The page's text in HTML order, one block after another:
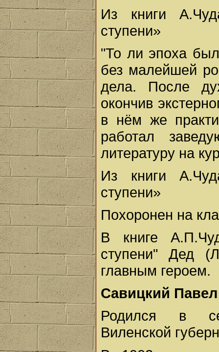
Из книги
ступени»
"То ли эпоха
без малейшей
дела. После
окончив
в нём же
работал
литературу на
Из книги
ступени»
Похоронен на
В книге
ступени" Дед
главным героем.
Савицкий
Родился в
Виленской